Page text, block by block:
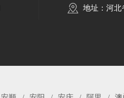
地址：河北